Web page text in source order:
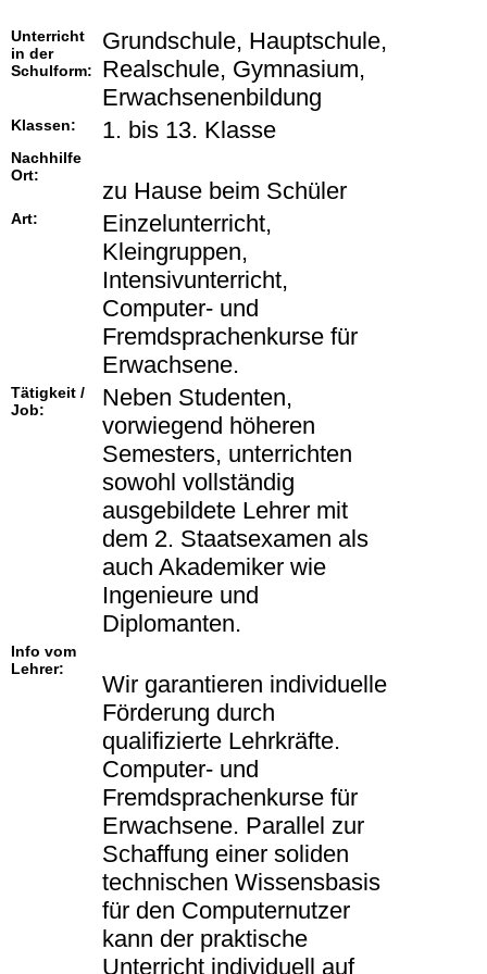
Unterricht
in der
Schulform:
Grundschule, Hauptschule,
Realschule, Gymnasium,
Erwachsenenbildung
Klassen: 1. bis 13. Klasse
Nachhilfe
Ort:
zu Hause beim Schüler
Art:
Einzelunterricht,
Kleingruppen,
Intensivunterricht,
Computer- und
Fremdsprachenkurse für
Erwachsene.
Tätigkeit /
Job:
Neben Studenten,
vorwiegend höheren
Semesters, unterrichten
sowohl vollständig
ausgebildete Lehrer mit
dem 2. Staatsexamen als
auch Akademiker wie
Ingenieure und
Diplomanten.
Info vom
Lehrer:
Wir garantieren individuelle
Förderung durch
qualifizierte Lehrkräfte.
Computer- und
Fremdsprachenkurse für
Erwachsene. Parallel zur
Schaffung einer soliden
technischen Wissensbasis
für den Computernutzer
kann der praktische
Unterricht individuell auf